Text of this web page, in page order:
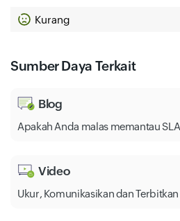
Kurang
Sumber Daya Terkait
Blog
Apakah Anda malas memantau
Video
Ukur, Komunikasikan dan